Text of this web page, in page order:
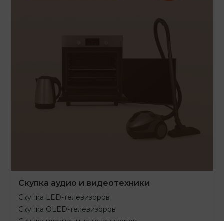
Скупка аудио и видеотехники
Скупка LED-телевизоров
Скупка OLED-телевизоров